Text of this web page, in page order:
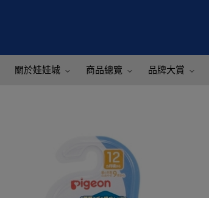
關於娃娃城 商品總覽 品牌大賞